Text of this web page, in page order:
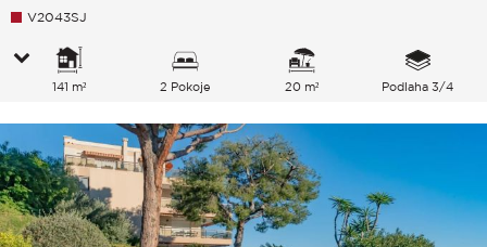
V2043SJ
141 m² 2 Pokoje 20 m² Podlaha 3/4